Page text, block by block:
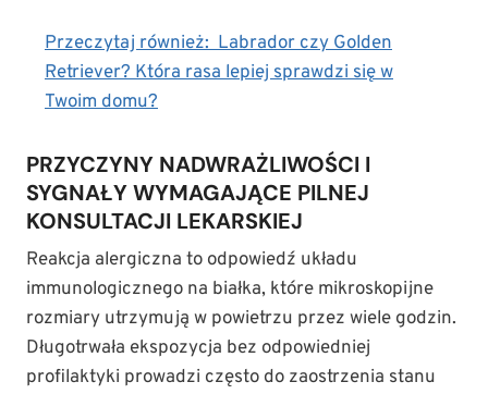
Przeczytaj również: Labrador czy Golden
Retriever? Która rasa lepiej sprawdzi się w
Twoim domu?
PRZYCZYNY NADWRAŻLIWOŚCI I
SYGNAŁY WYMAGAJĄCE PILNEJ
KONSULTACJI LEKARSKIEJ
Reakcja alergiczna to odpowiedź układu
immunologicznego na białka, które mikroskopijne
rozmiary utrzymują w powietrzu przez wiele godzin.
Długotrwała ekspozycja bez odpowiedniej
profilaktyki prowadzi często do zaostrzenia stanu